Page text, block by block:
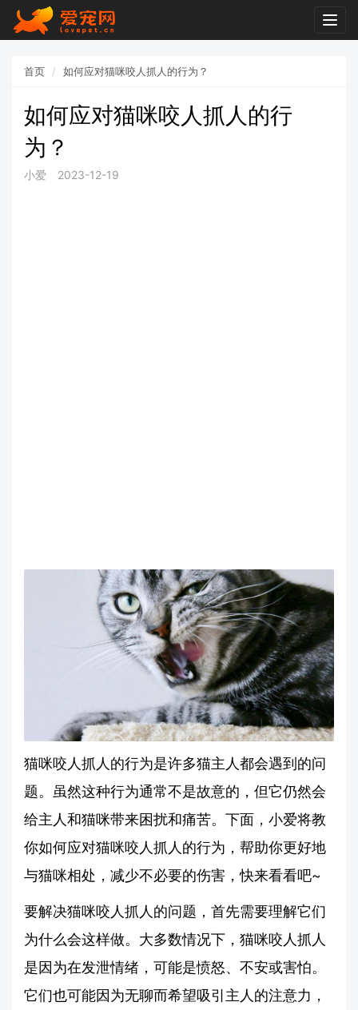
首页 如何应对猫咪咬人抓人的行为？
如何应对猫咪咬人抓人的行
为？
小爱 2023-12-19
猫咪咬人抓人的行为是许多猫主人都会遇到的问
题。虽然这种行为通常不是故意的，但它仍然会
给主人和猫咪带来困扰和痛苦。下面，小爱将教
你如何应对猫咪咬人抓人的行为，帮助你更好地
与猫咪相处，减少不必要的伤害，快来看看吧~
要解决猫咪咬人抓人的问题，首先需要理解它们
为什么会这样做。大多数情况下，猫咪咬人抓人
是因为在发泄情绪，可能是愤怒、不安或害怕。
它们也可能因为无聊而希望吸引主人的注意力，